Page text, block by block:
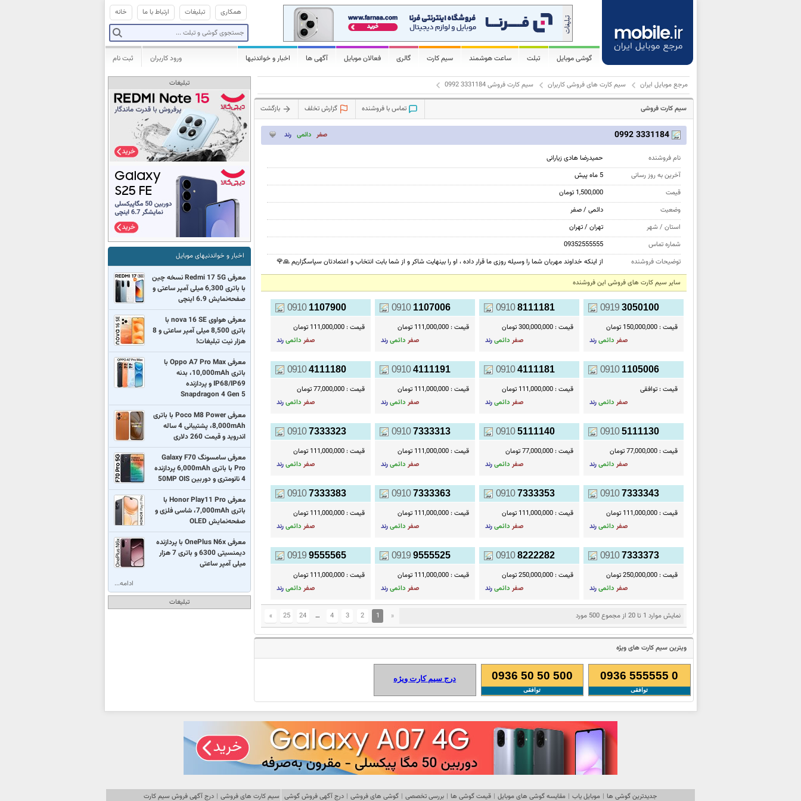
خانه ارتباط با ما تبلیغات همکاری
گوشی موبایل تبلت ساعت هوشمند سیم کارت گالری فعالان موبایل آگهی ها اخبار و خواندنیها ثبت نام ورود کاربران
مرجع موبایل ایران سیم کارت های فروشی کاربران سیم کارت فروشی 3331184 0992
سیم کارت فروشی تماس با فروشنده گزارش تخلف بازگشت
صفر دائمی رند 3331184 0992
نام فروشنده
حمیدرضا هادی زیارانی
آخرین به روز رسانی
5 ماه پیش
قیمت
1,500,000 تومان
وضعیت
دائمی / صفر
استان / شهر
تهران / تهران
شماره تماس
09352555555
توضیحات فروشنده
از اینکه خداوند مهربان شما را وسیله روزی ما قرار داده ، او را بینهایت شاکر و از شما بابت انتخاب و اعتمادتان سپاسگزاریم 🙏🌹
سایر سیم کارت های فروشی این فروشنده
0919 3050100
قیمت :150,000,000 تومان
صفر دائمیرند
0910 8111181
قیمت :300,000,000 تومان
صفر دائمیرند
0910 1107006
قیمت :111,000,000 تومان
صفر دائمیرند
0910 1107900
قیمت :111,000,000 تومان
صفر دائمیرند
0910 1105006
قیمت :توافقی
صفر دائمیرند
0910 4111181
قیمت :111,000,000 تومان
صفر دائمیرند
0910 4111191
قیمت :111,000,000 تومان
صفر دائمیرند
0910 4111180
قیمت :77,000,000 تومان
صفر دائمیرند
0910 5111130
قیمت :77,000,000 تومان
صفر دائمیرند
0910 5111140
قیمت :77,000,000 تومان
صفر دائمیرند
0910 7333313
قیمت :111,000,000 تومان
صفر دائمیرند
0910 7333323
قیمت :111,000,000 تومان
صفر دائمیرند
0910 7333343
قیمت :111,000,000 تومان
صفر دائمیرند
0910 7333353
قیمت :111,000,000 تومان
صفر دائمیرند
0910 7333363
قیمت :111,000,000 تومان
صفر دائمیرند
0910 7333383
قیمت :111,000,000 تومان
صفر دائمیرند
0910 7333373
قیمت :250,000,000 تومان
صفر دائمیرند
0910 8222282
قیمت :250,000,000 تومان
صفر دائمیرند
0919 9555525
قیمت :111,000,000 تومان
صفر دائمیرند
0919 9555565
قیمت :111,000,000 تومان
صفر دائمیرند
نمایش موارد 1 تا 20 از مجموع 500 مورد «
1
2
3
4
…
24
25
»
ویترین سیم کارت های ویژه
0936 555555 0
توافقی
0936 50 50 500
توافقی
درج سیم کارت ویژه
تبلیغات
اخبار و خواندنیهای موبایل
معرفی Redmi 17 5G نسخه چین
با باتری 6,300 میلی آمپر ساعتی و
صفحه‌نمایش 6.9 اینچی
معرفی هواوی nova 16 SE با
باتری 8,500 میلی آمپر ساعتی و 8
هزار نیت تبلیغات!
معرفی Oppo A7 Pro Max با
باتری 10,000mAh، بدنه
IP68/IP69 و پردازنده
Snapdragon 4 Gen 5
معرفی Poco M8 Power با باتری
8,000mAh، پشتیبانی 4 ساله
اندروید و قیمت 260 دلاری
معرفی سامسونگ Galaxy F70
Pro با باتری 6,000mAh پردازنده
4 نانومتری و دوربین 50MP OIS
معرفی Honor Play11 Pro با
باتری 7,000mAh، شاسی فلزی و
صفحه‌نمایش OLED
معرفی OnePlus N6x با پردازنده
دیمنسیتی 6300 و باتری 7 هزار
میلی آمپر ساعتی
ادامه...
تبلیغات
جدیدترین گوشی ها | موبایل یاب | مقایسه گوشی های موبایل | قیمت گوشی ها | بررسی تخصصی | گوشی های فروشی | درج آگهی فروش گوشی سیم کارت های فروشی | درج آگهی فروش سیم کارت